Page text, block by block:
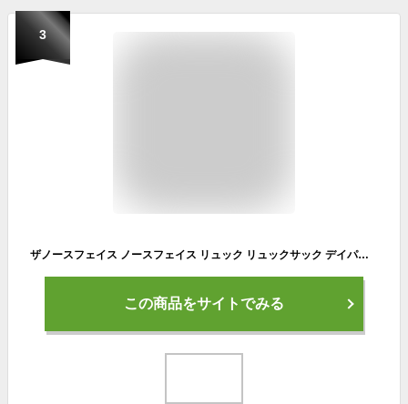
3
ザノースフェイス ノースフェイス リュック リュックサック デイパック リサイクル ポリエステル PCスリーブ付き 大容量 a4 メッシュポケット バッグ 黒 レディース 女子 メンズ 男子 大人 通勤 通学 旅行 大学生 高校生 バックパック 海外 ブランド 人気 おしゃれ かばん
この商品をサイトでみる